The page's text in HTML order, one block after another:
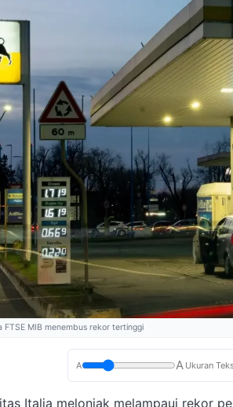
FTSE MIB menembus rekor tertinggi
A A Ukuran Teks
Italia melonjak melampaui rekor